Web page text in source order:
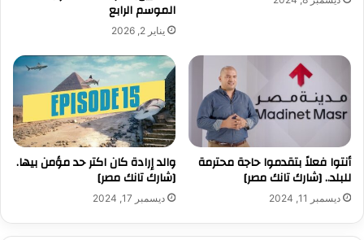
الموسم الرابع
يناير 2, 2026
أنتوا فعلاً بتقدموا حاجة محترمة
للبلد.. [شارك تانك مصر]
ديسمبر 11, 2024
والد إرادة كان اكتر حد مؤمن بيها.
[شارك تانك مصر]
ديسمبر 17, 2024